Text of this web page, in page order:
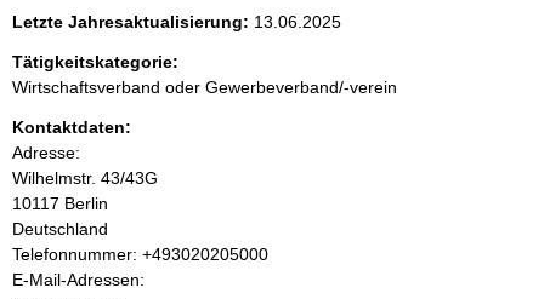
n
i
n
h
a
l
Letzte Jahresaktualisierung: 13.06.2025
Tätigkeitskategorie:
Wirtschaftsverband oder Gewerbeverband/-verein
Kontaktdaten:
Adresse:
Wilhelmstr. 43/43G
10117 Berlin
Deutschland
K
o
Telefonnummer: +493020205000
E-Mail-Adressen: